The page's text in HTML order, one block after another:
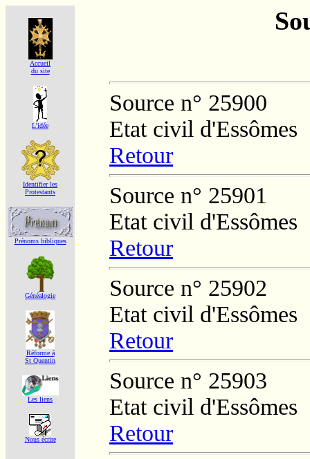
Accueil
du site
L'idée
Identifier les
Protestants
Prénoms bibliques
Généalogie
Réforme á
St Quentin
Les liens
Nous écrire
Source n° 25900
Etat civil d'Essômes
Retour
Source n° 25901
Etat civil d'Essômes
Retour
Source n° 25902
Etat civil d'Essômes
Retour
Source n° 25903
Etat civil d'Essômes
Retour